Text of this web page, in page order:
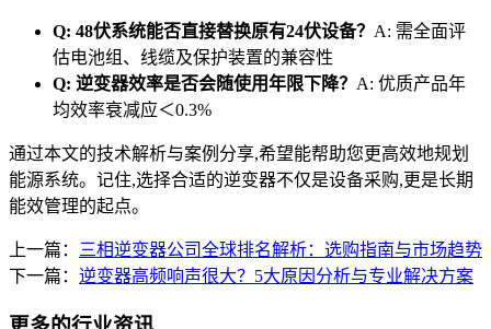
Q: 48伏系统能否直接替换原有24伏设备？ A: 需全面评
估电池组、线缆及保护装置的兼容性
Q: 逆变器效率是否会随使用年限下降？ A: 优质产品年
均效率衰减应＜0.3%
通过本文的技术解析与案例分享,希望能帮助您更高效地规划
能源系统。记住,选择合适的逆变器不仅是设备采购,更是长期
能效管理的起点。
上一篇：
三相逆变器公司全球排名解析：选购指南与市场趋势
下一篇： 逆变器高频响声很大？5大原因分析与专业解决方案